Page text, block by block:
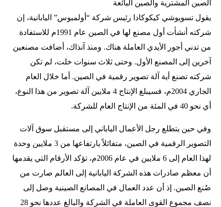
الصين المشترية والصين البائعة
يقول تسويوشي كيكوكادا رئيس شركة “أولمبوس” اليابانية، إن
شركته أنشأت أول مصنع لها في الصين عام 1991م للاستفادة
من تدني أجور الأيدي العاملة هناك. ومنذ آنذاك، أضافت مصنعين
آخرين إلى المصنع الأول. وحتى ثلاث سنوات خلت، لم تكن
شركته تصنع أية آلة تصوير رقمية في الصين. أما خلال العام
الجاري 2004م، فسيبلغ الإنتاج 4 ملايين آلة تصوير من هذا النوع،
أي نحو 40 في المئة من الإنتاج العام للشركة.
وفي حين يتطلع رجل الأعمال الياباني إلى مستقبل سوق آلات
التصوير الرقمية في الصين، متفائلاً بارتفاعها من 3 ملايين وحدة
لهذا العام إلى 6 ملايين في عام 2006م، تؤكد الأرقام التي يقدمها
أن معظم صادرات هذه الشركة اليابانية إلى العالم صارت من
صُنع الصين. إذ أن عدد العمال في المصانع الصينية وصل إلى
نصف مجموع القوى العاملة في الشركة والبالغ عددها نحو 28